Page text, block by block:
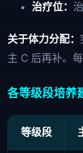
治疗位：
关于体力分配：
主 C 后再补。
各等级段培养
等级段